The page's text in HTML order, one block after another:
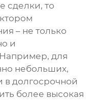
сделки, то
– не только
и
для
небольших,
в долгосрочной
более высокая